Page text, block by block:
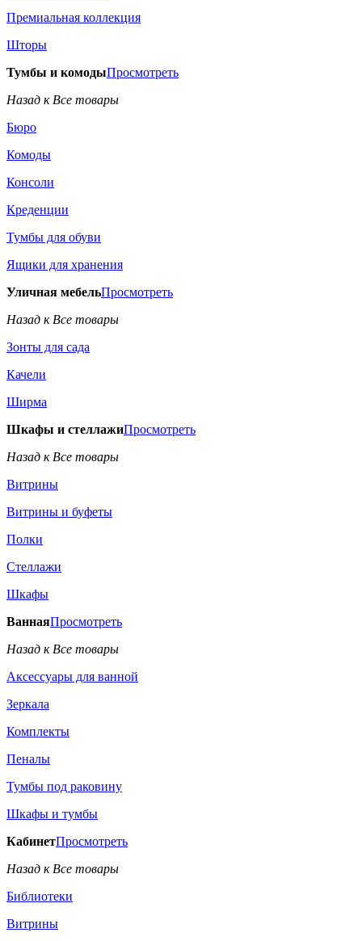
Премиальная коллекция
Шторы
Тумбы и комодыПросмотреть
Назад к Все товары
Бюро
Комоды
Консоли
Креденции
Тумбы для обуви
Ящики для хранения
Уличная мебельПросмотреть
Назад к Все товары
Зонты для сада
Качели
Ширма
Шкафы и стеллажиПросмотреть
Назад к Все товары
Витрины
Витрины и буфеты
Полки
Стеллажи
Шкафы
ВаннаяПросмотреть
Назад к Все товары
Аксессуары для ванной
Зеркала
Комплекты
Пеналы
Тумбы под раковину
Шкафы и тумбы
КабинетПросмотреть
Назад к Все товары
Библиотеки
Витрины